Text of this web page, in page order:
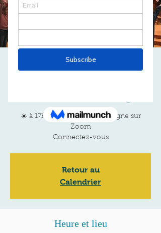
Célébration A La
☀️ à 17h30 en Français - en ligne sur
Zoom
Connectez-vous
Retour au
Calendrier
Heure et lieu